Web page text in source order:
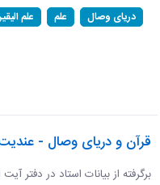
دریای وصال علم علم
قرآن و دریای وصال -
برگرفته از بیانات استاد در دفتر آیت